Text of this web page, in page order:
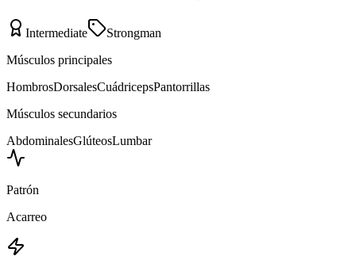
Intermediate
Strongman
Músculos principales
HombrosDorsalesCuádricepsPantorrillas
Músculos secundarios
AbdominalesGlúteosLumbar
Patrón
Acarreo